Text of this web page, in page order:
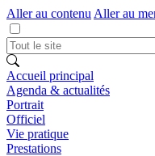
Aller au contenu Aller au
Accueil principal
Agenda & actualités
Portrait
Officiel
Vie pratique
Prestations